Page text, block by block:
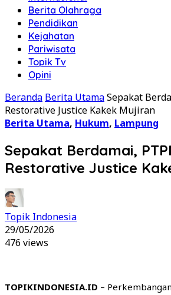
Berita Olahraga
Pendidikan
Kejahatan
Pariwisata
Topik Tv
Opini
Beranda Berita UtamaSepakat
Restorative Justice Kakek Mujiran
Berita Utama, Hukum, Lampung
Sepakat Berdamai,
Restorative Justice
Topik Indonesia
29/05/2026
476 views
TOPIKINDONESIA.ID –